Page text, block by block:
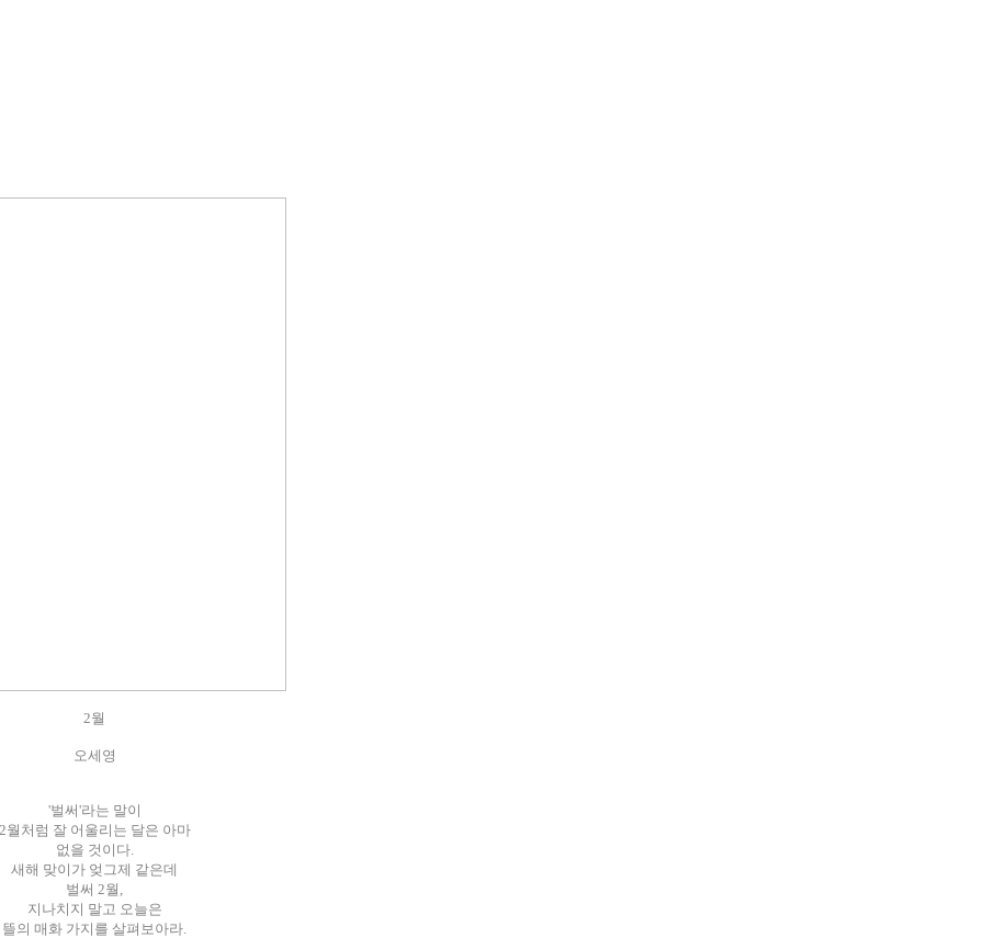
2월
오세영
'벌써'라는 말이
월처럼 잘 어울리는 달은 아마
없을 것이다.
새해 맞이가 엊그제 같은데
벌써 2월,
지나치지 말고 오늘은
뜰의 매화 가지를 살펴보아라.